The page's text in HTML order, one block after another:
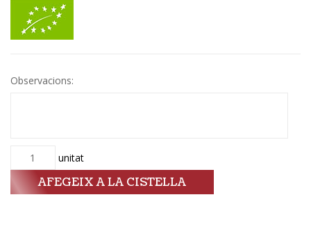
Observacions:
Quantitat unitat
AFEGEIX A LA CISTELLA